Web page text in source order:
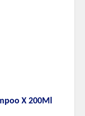
X 200Ml